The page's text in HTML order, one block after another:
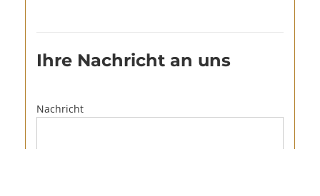
Ihre Nachricht an uns
Nachricht